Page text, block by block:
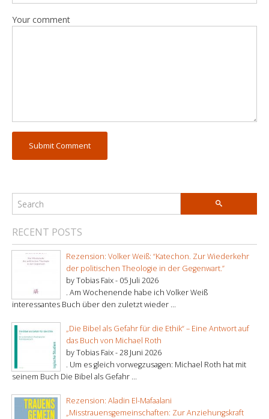
Your comment
RECENT POSTS
Rezension: Volker Weiß: “Katechon. Zur Wiederkehr
der politischen Theologie in der Gegenwart.”
by Tobias Faix - 05 Juli 2026
. Am Wochenende habe ich Volker Weiß
interessantes Buch über den zuletzt wieder ...
„Die Bibel als Gefahr für die Ethik“ – Eine Antwort auf
das Buch von Michael Roth
by Tobias Faix -28 Juni 2026
. Um es gleich vorwegzusagen: Michael Roth hat mit
seinem Buch Die Bibel als Gefahr ...
Rezension: Aladin El-Mafaalani
„Misstrauensgemeinschaften: Zur Anziehungskraft